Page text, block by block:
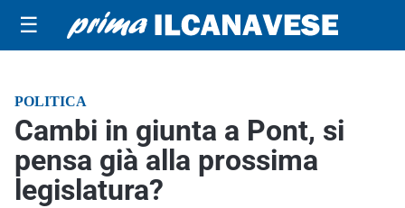
☰
POLITICA
Cambi in giunta a Pont, si
pensa già alla prossima
legislatura?